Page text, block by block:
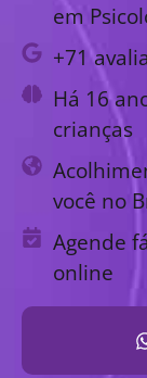
em
+71
Há 16
crianças
você no
Agende
online